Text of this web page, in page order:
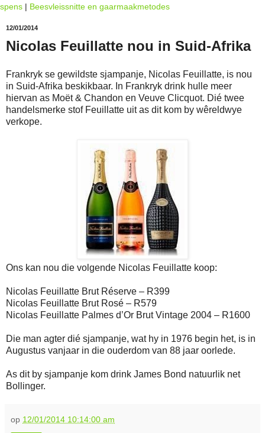
spens | Beesvleissnitte en gaarmaakmetodes
12/01/2014
Nicolas Feuillatte nou in Suid-Afrika
Frankryk se gewildste sjampanje, Nicolas Feuillatte, is nou
in Suid-Afrika beskikbaar. In Frankryk drink hulle meer
hiervan as Moët & Chandon en Veuve Clicquot. Dié twee
handelsmerke stof Feuillatte uit as dit kom by wêreldwye
verkope.
Ons kan nou die volgende Nicolas Feuillatte koop:
Nicolas Feuillatte Brut Réserve – R399
Nicolas Feuillatte Brut Rosé – R579
Nicolas Feuillatte Palmes d’Or Brut Vintage 2004 – R1600
Die man agter dié sjampanje, wat hy in 1976 begin het, is in
Augustus vanjaar in die ouderdom van 88 jaar oorlede.
As dit by sjampanje kom drink James Bond natuurlik net
Bollinger.
op 12/01/2014 10:14:00 am